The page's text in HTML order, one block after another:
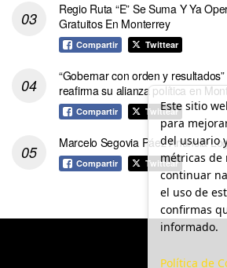
Regio Ruta “E” Se Suma Y Ya
Gratuitos En Monterrey
Compartir Twittear
“Gobernar con orden y
reafirma su alianza política en
Compartir Twittear
Marcelo Segovia Páez Anuncia
Compartir Twittear
Este sitio
para
del usuario
métricas de
continuar
el uso de
confirmas
informado.
Política de